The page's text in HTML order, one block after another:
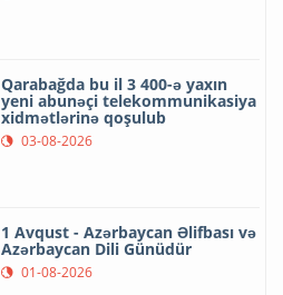
Qarabağda bu il 3 400-ə yaxın
yeni abunəçi telekommunikasiya
xidmətlərinə qoşulub
03-08-2026
1 Avqust - Azərbaycan Əlifbası və
Azərbaycan Dili Günüdür
01-08-2026